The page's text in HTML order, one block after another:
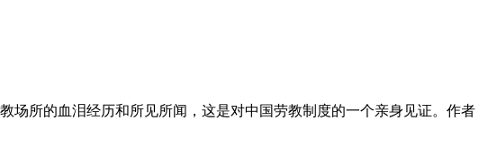
场所的血泪经历和所见所闻，这是对中国劳教制度的一个亲身见证。作者